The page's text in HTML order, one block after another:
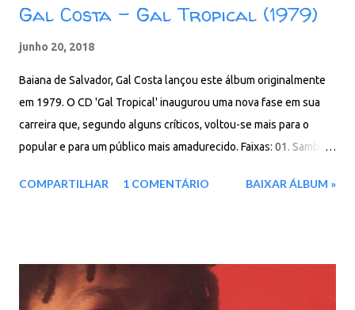
Gal Costa - Gal Tropical (1979)
junho 20, 2018
Baiana de Salvador, Gal Costa lançou este álbum originalmente
em 1979. O CD 'Gal Tropical' inaugurou uma nova fase em sua
carreira que, segundo alguns críticos, voltou-se mais para o
popular e para um público mais amadurecido. Faixas: 01. Samba
04. Estrada do Sol 05. A Preta do Acarajé 06. Dez Anos (Diez
Drive - Box - MEGA - MediaFire
COMPARTILHAR 1 COMENTÁRIO BAIXAR ÁLBUM »